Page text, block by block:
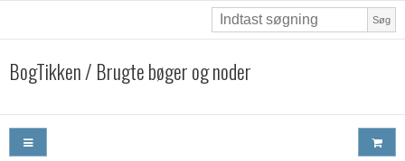
Søg
BogTikken / Brugte bøger og noder